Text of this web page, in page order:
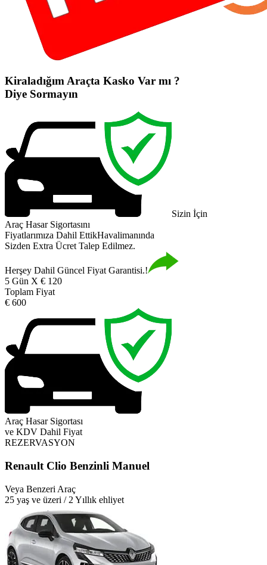
Kiraladığım Araçta Kasko Var mı ?
Diye Sormayın
Sizin İçin
Araç Hasar Sigortasını
Fiyatlarımıza Dahil EttikHavalimanında
Sizden Extra Ücret Talep Edilmez.
Herşey Dahil Güncel Fiyat Garantisi.!
5 Gün X € 120
Toplam Fiyat
€ 600
Araç Hasar Sigortası
ve KDV Dahil Fiyat
REZERVASYON
Renault Clio Benzinli Manuel
Veya Benzeri Araç
25 yaş ve üzeri / 2 Yıllık ehliyet